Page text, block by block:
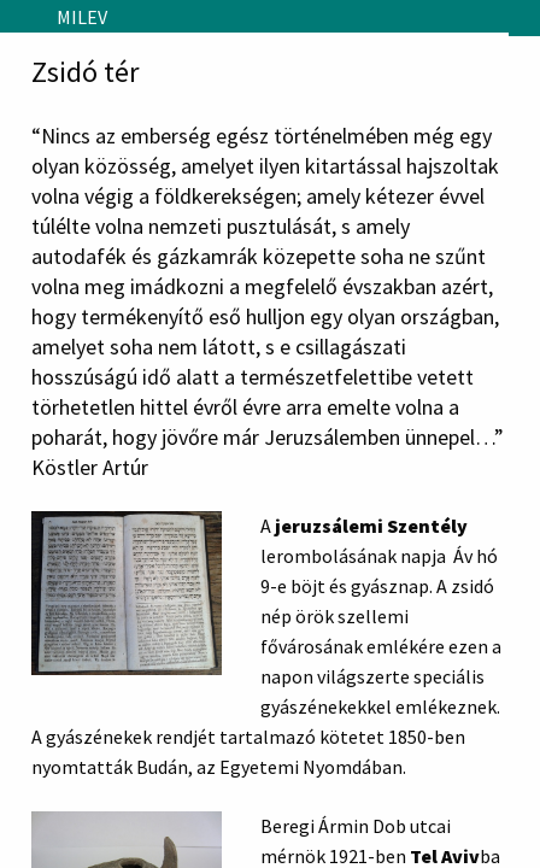
Skip to main content
MILEV
Zsidó tér
“Nincs az emberség egész történelmében még egy
olyan közösség, amelyet ilyen kitartással hajszoltak
volna végig a földkerekségen; amely kétezer évvel
túlélte volna nemzeti pusztulását, s amely
autodafék és gázkamrák közepette soha ne szűnt
volna meg imádkozni a megfelelő évszakban azért,
hogy termékenyítő eső hulljon egy olyan országban,
amelyet soha nem látott, s e csillagászati
hosszúságú idő alatt a természetfelettibe vetett
törhetetlen hittel évről évre arra emelte volna a
poharát, hogy jövőre már Jeruzsálemben ünnepel…”
Köstler Artúr
A jeruzsálemi Szentély
lerombolásának napja Áv hó
9-e böjt és gyásznap. A zsidó
nép örök szellemi
fővárosának emlékére ezen a
napon világszerte speciális
gyászénekekkel emlékeznek.
A gyászénekek rendjét tartalmazó kötetet 1850-ben
nyomtatták Budán, az Egyetemi Nyomdában.
Beregi Ármin Dob utcai
mérnök 1921-ben Tel Avivba